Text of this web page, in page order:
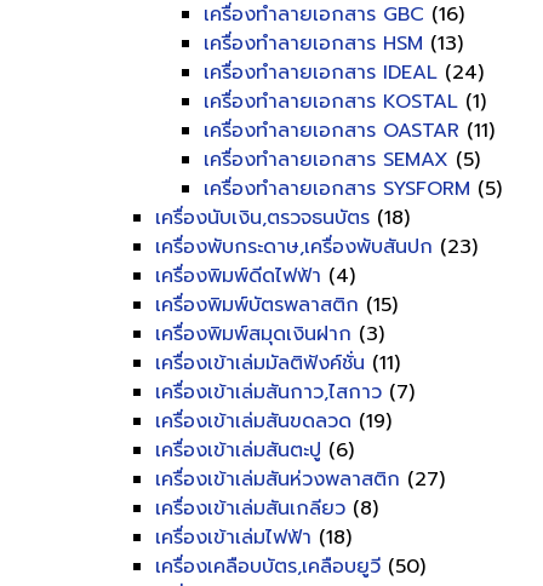
เครื่องทำลายเอกสาร GBC (16)
เครื่องทำลายเอกสาร HSM (13)
เครื่องทำลายเอกสาร IDEAL (24)
เครื่องทำลายเอกสาร KOSTAL (1)
เครื่องทำลายเอกสาร OASTAR (11)
เครื่องทำลายเอกสาร SEMAX (5)
เครื่องทำลายเอกสาร SYSFORM (5)
เครื่องนับเงิน,ตรวจธนบัตร (18)
เครื่องพับกระดาษ,เครื่องพับสันปก (23)
เครื่องพิมพ์ดีดไฟฟ้า (4)
เครื่องพิมพ์บัตรพลาสติก (15)
เครื่องพิมพ์สมุดเงินฝาก (3)
เครื่องเข้าเล่มมัลติฟังค์ชั่น (11)
เครื่องเข้าเล่มสันกาว,ไสกาว (7)
เครื่องเข้าเล่มสันขดลวด (19)
เครื่องเข้าเล่มสันตะปู (6)
เครื่องเข้าเล่มสันห่วงพลาสติก (27)
เครื่องเข้าเล่มสันเกลียว (8)
เครื่องเข้าเล่มไฟฟ้า (18)
เครื่องเคลือบบัตร,เคลือบยูวี (50)